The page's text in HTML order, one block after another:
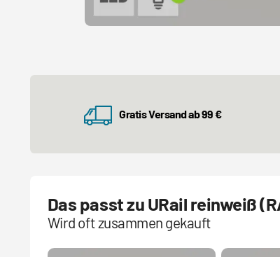
Gratis Versand ab 99 €
Das passt zu URail reinweiß
Wird oft zusammen gekauft